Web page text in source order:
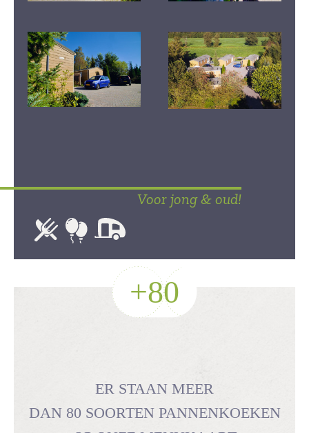
Voor jong & oud!
+80
ER STAAN MEER
DAN 80 SOORTEN PANNENKOEKEN